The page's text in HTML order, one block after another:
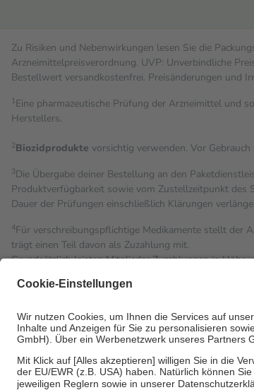
Zu Risiken und Nebenwirkungen lesen Sie die
Arzneimittelpreisverordnung. UVP: Unverbindliche
Bestell­wert versand­kosten­frei. Preisänderungen und
1Eine pharmazeutische Prüfung der Arzneimittel und
Herstellers.
2Biozidprodukte vorsichtig verwenden. Vor
3Die Übergabe deiner Bestellung an den
Produktverfügbarkeit sowie vom Zustellzeitpunkt des
Dauer der Prüfungen einschließlich Klärungen
4Für verschreibungspflichtige Medikamente stellt der
trägt einen Teil davon als Zuzahlung mit.
Grundsätzlich leisten Mitglieder Zuzahlungen in Höhe
Diese Regeln gelten grundsätzlich auch für Online-
Um das Engagement der Versicherten für ihre
• Kindern und Jugendlichen bis zum vollendeten 18.
• Untersuchungen zur Vorsorge und Früherkennung,
• empfohlenen Schutzimpfungen
• Harn- und Blutteststreifen